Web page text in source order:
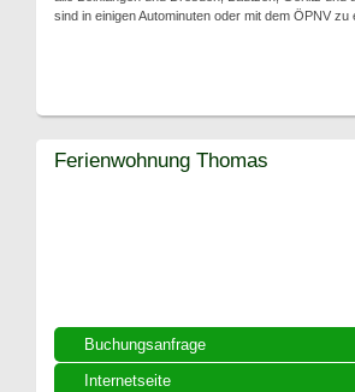
sind in einigen Autominuten oder mit dem ÖPNV zu
Buchungsanfrage
Internetseite
Ferienwohnung Thomas